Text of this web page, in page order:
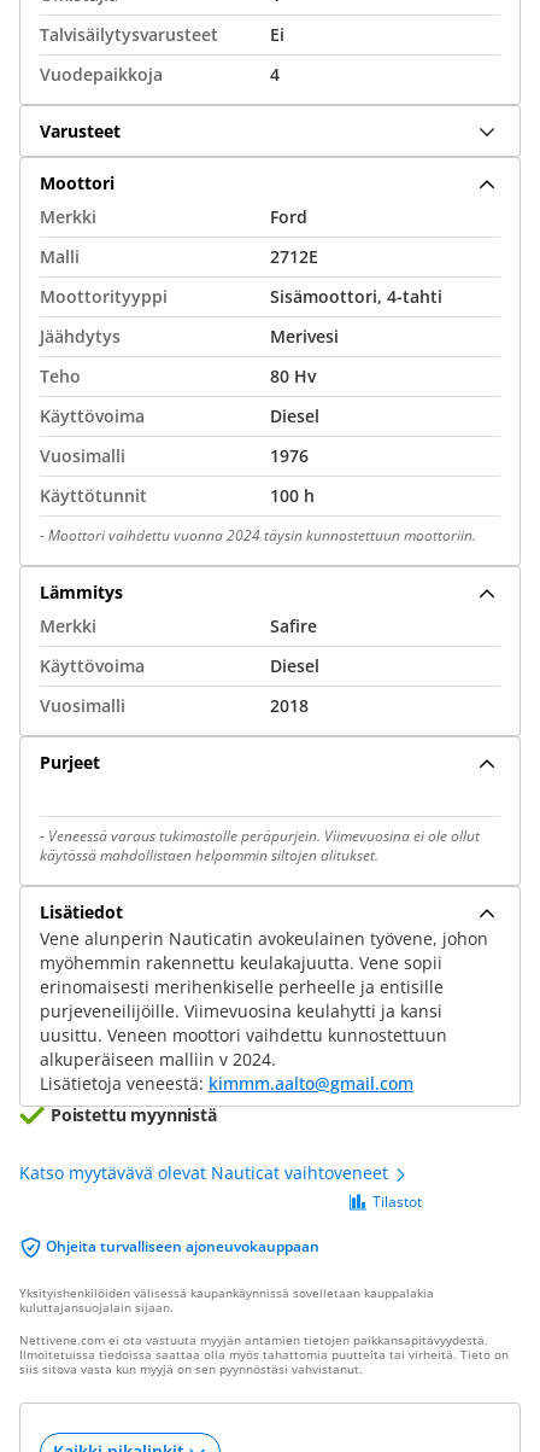
Talvisäilytysvarusteet
Ei
Vuodepaikkoja
4
Varusteet
Moottori
Merkki
Ford
Malli
2712E
Moottorityyppi
Sisämoottori, 4-tahti
Jäähdytys
Merivesi
Teho
80 Hv
Käyttövoima
Diesel
Vuosimalli
1976
Käyttötunnit
100 h
-Moottori vaihdettu vuonna 2024 täysin kunnostettuun moottoriin.
Lämmitys
Merkki
Safire
Käyttövoima
Diesel
Vuosimalli
2018
Purjeet
- Veneessä varaus tukimastolle peräpurjein. Viimevuosina ei ole ollut
käytössä mahdollistaen helpommin siltojen alitukset.
Lisätiedot
Vene alunperin Nauticatin avokeulainen työvene, johon
myöhemmin rakennettu keulakajuutta. Vene sopii
erinomaisesti merihenkiselle perheelle ja entisille
purjeveneilijöille. Viimevuosina keulahytti ja kansi
uusittu. Veneen moottori vaihdettu kunnostettuun
alkuperäiseen malliin v 2024.
Lisätietoja veneestä: kimmm.aalto@gmail.com
Poistettu myynnistä
Katso myytävävä olevat Nauticat vaihtoveneet
Ohjeita turvalliseen ajoneuvokauppaan
Tilastot
Yksityishenkilöiden välisessä kaupankäynnissä sovelletaan kauppalakia
kuluttajansuojalain sijaan.
Nettivene.com ei ota vastuuta myyjän antamien tietojen paikkansapitävyydestä.
Ilmoitetuissa tiedoissa saattaa olla myös tahattomia puutteita tai virheitä. Tieto on
siis sitova vasta kun myyjä on sen pyynnöstäsi vahvistanut.